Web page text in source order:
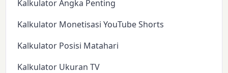
Kalkulator Angka Penting
Kalkulator Monetisasi YouTube Shorts
Kalkulator Posisi Matahari
Kalkulator Ukuran TV